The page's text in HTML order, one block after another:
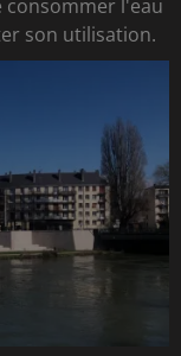
consommer l'eau
son utilisation.